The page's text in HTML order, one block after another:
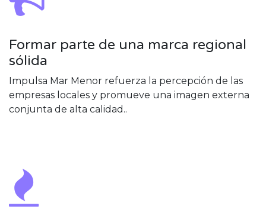
Formar parte de una marca regional
sólida
Impulsa Mar Menor refuerza la percepción de las
empresas locales y promueve una imagen externa
conjunta de alta calidad..